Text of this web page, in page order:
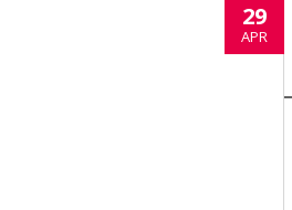
29
APR